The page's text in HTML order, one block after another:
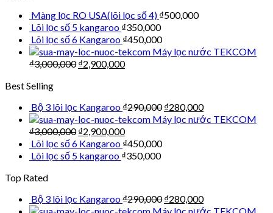
Màng lọc RO USA(lõi lọc số 4) ₫500,000
Lõi lọc số 5 kangaroo ₫350,000
Lõi lọc số 6 Kangaroo ₫450,000
Máy lọc nước TEKCOM
₫3,000,000 ₫2,900,000
Best Selling
Bộ 3 lõi lọc Kangaroo₫290,000 ₫280,000
Máy lọc nước TEKCOM
₫3,000,000 ₫2,900,000
Lõi lọc số 6 Kangaroo ₫450,000
Lõi lọc số 5 kangaroo ₫350,000
Top Rated
Bộ 3 lõi lọc Kangaroo₫290,000 ₫280,000
Máy lọc nước TEKCOM